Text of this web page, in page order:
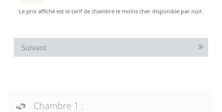
Suivant
Chambre 1 :